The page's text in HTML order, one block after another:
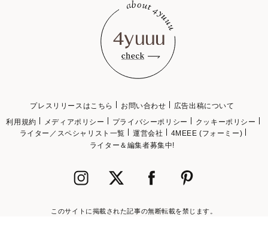
プレスリリースはこちら お問い合わせ
広告出稿について
利用規約
メディアポリシー プライバシーポリシー
クッキーポリシー
ライター／スペシャリスト一覧
運営会社
4MEEE (フォーミー)
ライター＆編集者募集中!
このサイトに掲載された記事の無断転載を禁じます。